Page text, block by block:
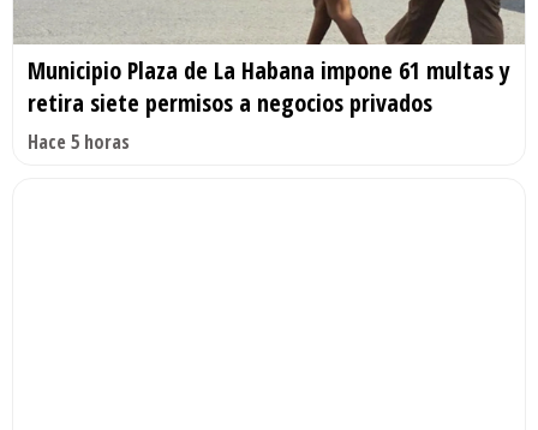
Municipio Plaza de La Habana impone 61 multas y
retira siete permisos a negocios privados
Hace 5 horas